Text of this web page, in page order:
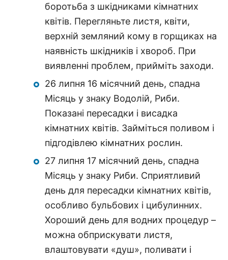
боротьба з шкідниками кімнатних
квітів. Перегляньте листя, квіти,
верхній земляний кому в горщиках на
наявність шкідників і хвороб. При
виявленні проблем, прийміть заходи.
26 липня 16 місячний день, спадна
Місяць у знаку Водолій, Риби.
Показані пересадки і висадка
кімнатних квітів. Займіться поливом і
підгодівлею кімнатних рослин.
27 липня 17 місячний день, спадна
Місяць у знаку Риби. Сприятливий
день для пересадки кімнатних квітів,
особливо бульбових і цибулинних.
Хороший день для водних процедур –
можна обприскувати листя,
влаштовувати «душ», поливати і